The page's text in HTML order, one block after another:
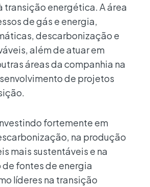
transição energética. A área
de gás e energia,
descarbonização e
além de atuar em
áreas da companhia na
de projetos
fortemente em
na produção
mais sustentáveis e na
fontes de energia
líderes na transição